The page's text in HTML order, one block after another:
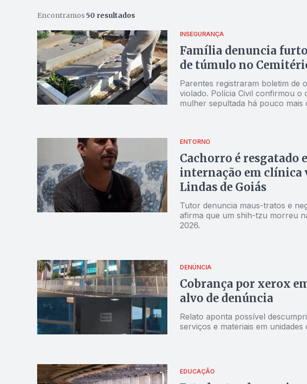
Encontramos50 resultados
INSEGURANÇA
Família denuncia
de túmulo no
Parentes registraram boletim de
violado. Polícia Civil confirmou o
mulher sepultada há pouco mais
ENTORNO
Cachorro é resgatado
internação em clínica
Lindas de Goiás
Tutor denuncia maus-tratos e
afirma que um shih-tzu morreu
2026.
DENÚNCIA
Cobrança por xerox
alvo de denúncia
Relato aponta possível
serviços e materiais em unidades
EDUCAÇÃO